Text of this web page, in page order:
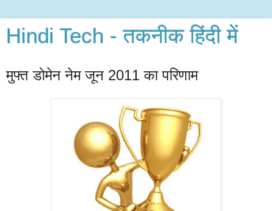
Hindi Tech - तकनीक हिंदी में
मुफ्त डोमेन नेम जून 2011 का परिणाम